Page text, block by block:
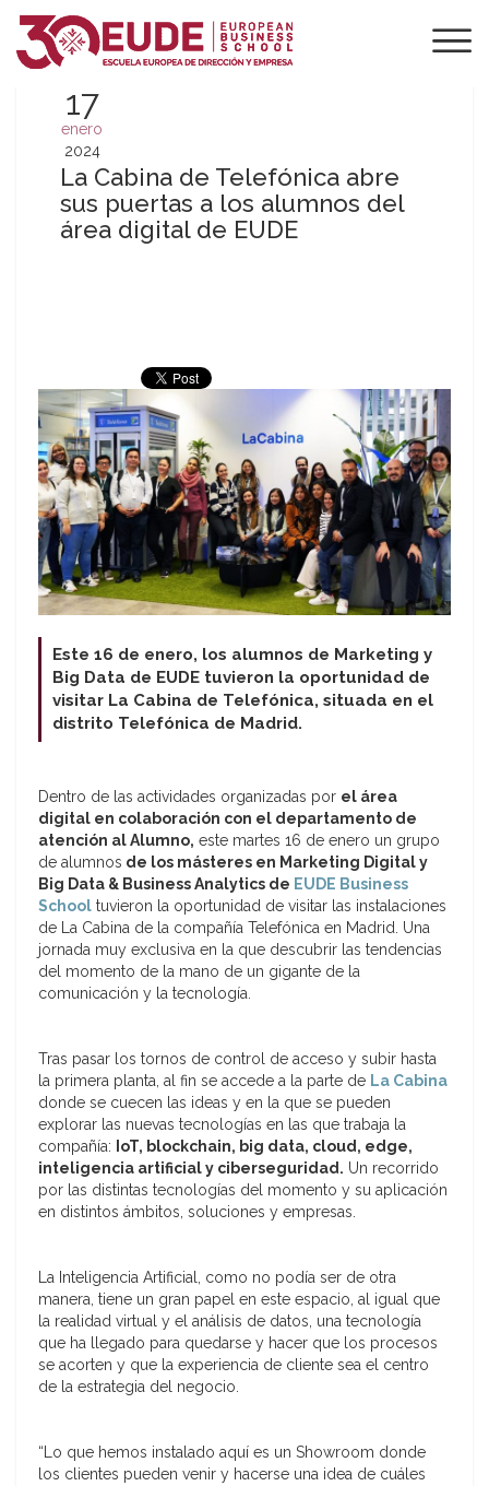
17
enero
2024
La Cabina de Telefónica abre
sus puertas a los alumnos del
área digital de EUDE
Este 16 de enero, los alumnos de Marketing y
Big Data de EUDE tuvieron la oportunidad de
visitar La Cabina de Telefónica, situada en el
distrito Telefónica de Madrid.
Dentro de las actividades organizadas por el área
digital en colaboración con el departamento de
atención al Alumno, este martes 16 de enero un grupo
de alumnos de los másteres en Marketing Digital y
Big Data & Business Analytics de EUDE Business
School tuvieron la oportunidad de visitar las instalaciones
de La Cabina de la compañía Telefónica en Madrid. Una
jornada muy exclusiva en la que descubrir las tendencias
del momento de la mano de un gigante de la
comunicación y la tecnología.
Tras pasar los tornos de control de acceso y subir hasta
la primera planta, al fin se accede a la parte de La Cabina
donde se cuecen las ideas y en la que se pueden
explorar las nuevas tecnologías en las que trabaja la
compañía:
IoT, blockchain, big data, cloud, edge,
inteligencia artificial y ciberseguridad. Un recorrido
por las distintas tecnologías del momento y su aplicación
en distintos ámbitos, soluciones y empresas.
La Inteligencia Artificial, como no podía ser de otra
manera, tiene un gran papel en este espacio, al igual que
la realidad virtual y el análisis de datos, una tecnología
que ha llegado para quedarse y hacer que los procesos
se acorten y que la experiencia de cliente sea el centro
de la estrategia del negocio.
“Lo que hemos instalado aquí es un Showroom donde
los clientes pueden venir y hacerse una idea de cuáles